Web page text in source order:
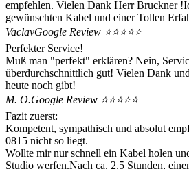
empfehlen. Vielen Dank Herr Bruckner
gewünschten Kabel und einer Tollen
VaclavGoogle Review ⭐️⭐️⭐️⭐️⭐️
Perfekter Service!
Muß man "perfekt" erklären? Nein,
überdurchschnittlich gut! Vielen Dank
heute noch gibt!
M. O.Google Review ⭐️⭐️⭐️⭐️⭐️
Fazit zuerst:
Kompetent, sympathisch und absolut
0815 nicht so liegt.
Wollte mir nur schnell ein Kabel holen
Studio werfen.Nach ca. 2,5 Stunden,